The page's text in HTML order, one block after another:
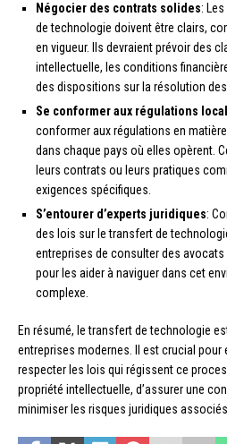
Négocier des contrats solides:
de technologie doivent être clairs,
en vigueur. Ils devraient prévoir des
intellectuelle, les conditions
des dispositions sur la résolution des
Se conformer aux régulations
conformer aux régulations en
dans chaque pays où elles opèrent.
leurs contrats ou leurs pratiques
exigences spécifiques.
S’entourer d’experts juridiques:
des lois sur le transfert de
entreprises de consulter des
pour les aider à naviguer dans cet
complexe.
En résumé, le transfert de technologie
entreprises modernes. Il est crucial pour
respecter les lois qui régissent ce
propriété intellectuelle, d’assurer une
minimiser les risques juridiques associés.